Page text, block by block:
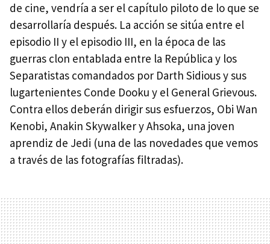
de cine, vendría a ser el capítulo piloto de lo que se
desarrollaría después. La acción se sitúa entre el
episodio II y el episodio III, en la época de las
guerras clon entablada entre la República y los
Separatistas comandados por Darth Sidious y sus
lugartenientes Conde Dooku y el General Grievous.
Contra ellos deberán dirigir sus esfuerzos, Obi Wan
Kenobi, Anakin Skywalker y Ahsoka, una joven
aprendiz de Jedi (una de las novedades que vemos
a través de las fotografías filtradas).